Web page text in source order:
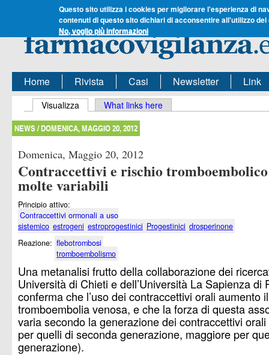
Questo sito utilizza i cookies per migliorare l'esperienza di
contenuti di questo sito dichiari di acconsentire all'utilizzo dei
No, voglio più informazioni
Home Rivista Casi Newsletter Link
Schede primarie
Visualizza (scheda attiva)
What links here
NEWS /DOMENICA, MAGGIO 20, 2012
Domenica, Maggio 20, 2012
Contraccettivi e rischio
molte variabili
Principio attivo:
Contraccettivi ormonali a uso
sistemico estrogeni estroprogestinici Progestinici drosperinone
Reazione: flebotrombosi
tromboembolismo
Una metanalisi frutto della collaborazione dei
Università di Chieti e dell’Università La Sapienza di
conferma che l’uso dei contraccettivi orali aumento
tromboembolia venosa, e che la forza di questa
varia secondo la generazione dei contraccettivi
per quelli di seconda generazione, maggiore per
generazione).